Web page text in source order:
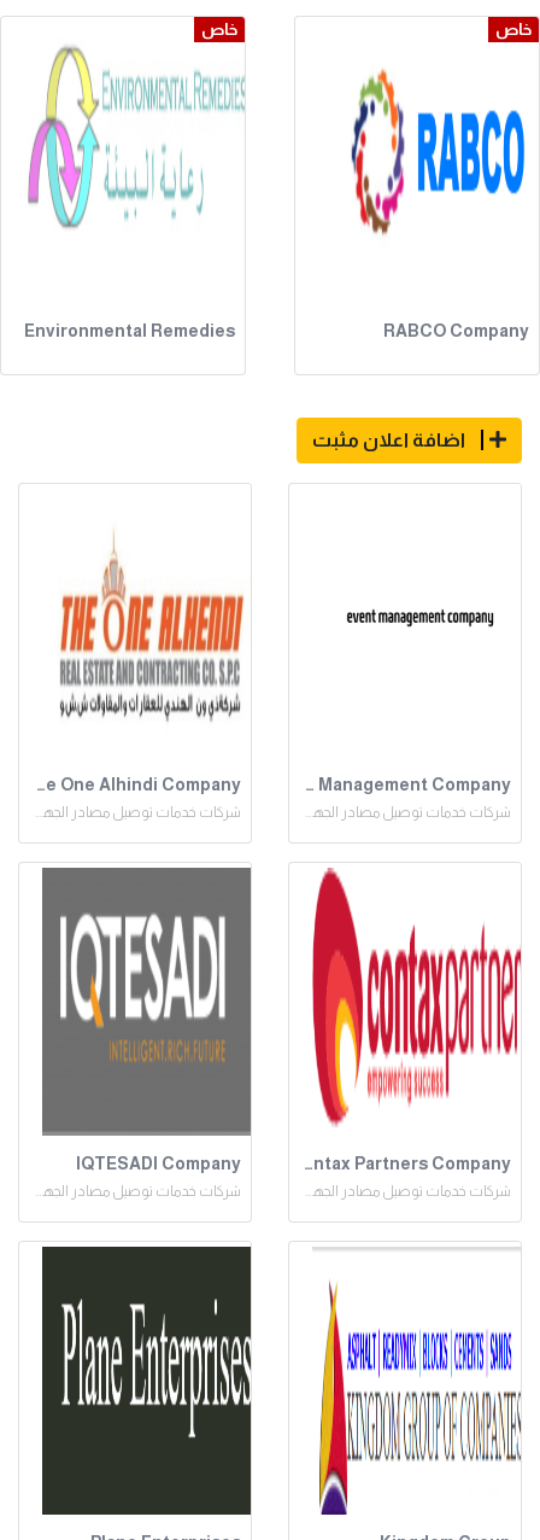
خاص
Environmental Remedies
خاص
RABCO Company
اضافة اعلان مثبت
The One Alhindi Company
شركات خدمات توصيل مصادر الجهد المنخفض
Event Management Company
شركات خدمات توصيل مصادر الجهد المنخفض
IQTESADI Company
شركات خدمات توصيل مصادر الجهد المنخفض
Contax Partners Company
شركات خدمات توصيل مصادر الجهد المنخفض